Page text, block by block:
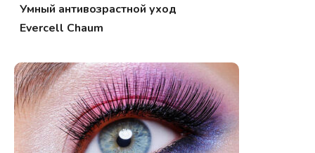
Умный антивозрастной уход
Evercell Chaum